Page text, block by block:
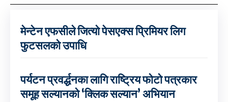
मेन्टेन एफसीले जित्यो पेसएक्स प्रिमियर लिग
फुटसलको उपाधि
पर्यटन प्रवर्द्धनका लागि राष्ट्रिय फोटो पत्रकार
समूह सल्यानको ‘क्लिक सल्यान’ अभियान